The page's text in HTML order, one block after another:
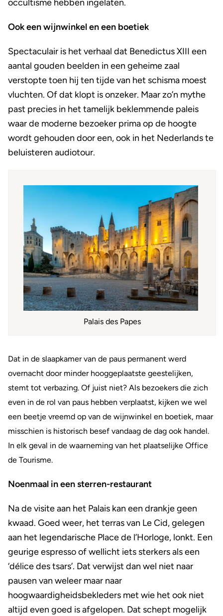
occultisme hebben ingelaten.
Ook een wijnwinkel en een boetiek
Spectaculair is het verhaal dat Benedictus XIII een
aantal gouden beelden in een geheime zaal
verstopte toen hij ten tijde van het schisma moest
vluchten. Of dat klopt is onzeker. Maar zo’n mythe
past precies in het tamelijk beklemmende paleis
waar de moderne bezoeker prima op de hoogte
wordt gehouden door een, ook in het Nederlands te
beluisteren audiotour.
Palais des Papes
Dat in de slaapkamer van de paus permanent werd
overnacht door minder hooggeplaatste geestelijken,
stemt tot verbazing. Of juist niet? Als bezoekers die zich
even in de rol van paus hebben verplaatst, kijken we wel
een beetje vreemd op van de wijnwinkel en boetiek, maar
misschien is historisch besef vandaag de dag ook handel.
In elk geval in de waarneming van het plaatselijke Office
de Tourisme.
Noenmaal in een sterren-restaurant
Na de visite aan het Palais kan een drankje geen
kwaad. Goed weer, het terras van Le Cid, gelegen
aan het legendarische Place de l’Horloge, lonkt. Een
geurige espresso of wellicht iets sterkers als een
‘délice des tsars’. Dat verwijst dan wel niet naar
pausen van weleer maar naar
hoogwaardigheidsbekleders met wie het ook niet
altijd even goed is afgelopen. Dat schept mogelijk